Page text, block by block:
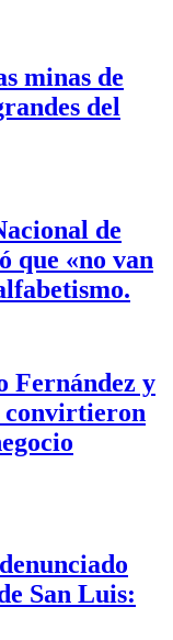
minas de
del
de
que «no van
Fernández y
convirtieron
San Luis: